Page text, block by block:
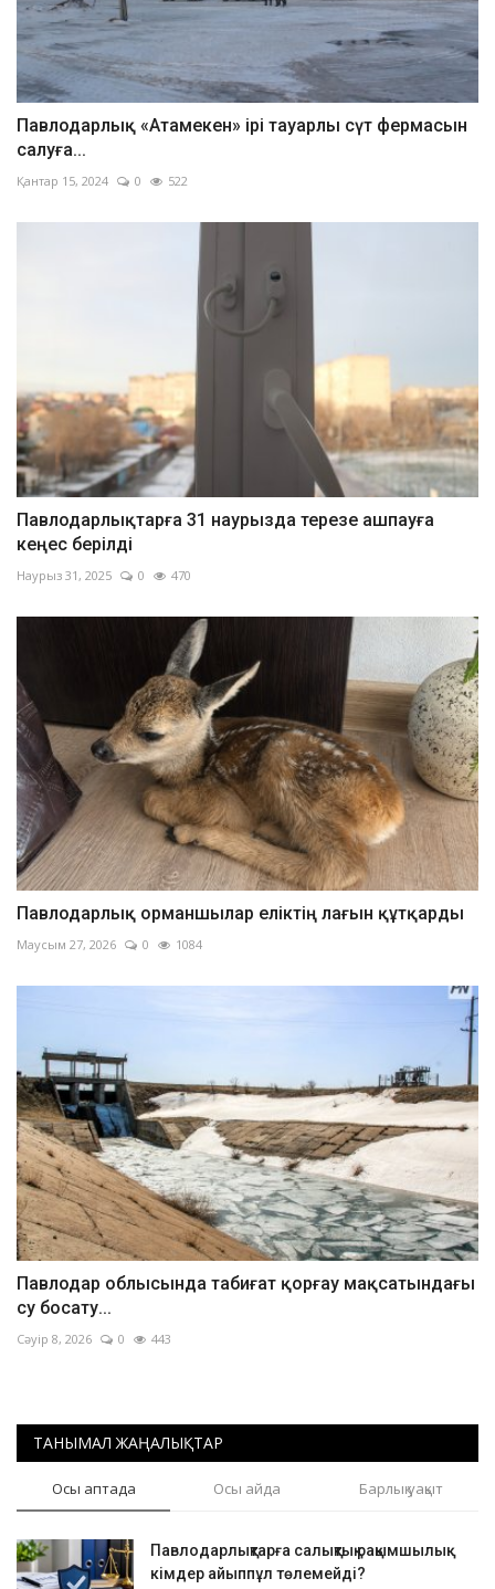
Павлодарлық «Атамекен» ірі тауарлы сүт фермасын
салуға...
Қантар 15, 2024 0 522
Павлодарлықтарға 31 наурызда терезе ашпауға
кеңес берілді
Наурыз 31, 2025 0 470
Павлодарлық орманшылар еліктің лағын құтқарды
Маусым 27, 2026 0 1084
Павлодар облысында табиғат қорғау мақсатындағы
су босату...
Сәуір 8, 2026 0 443
ТАНЫМАЛ ЖАҢАЛЫҚТАР
Осы аптада Осы айда Барлық уақыт
Павлодарлықтарға салықтық рақымшылық:
кімдер айыппұл төлемейді?